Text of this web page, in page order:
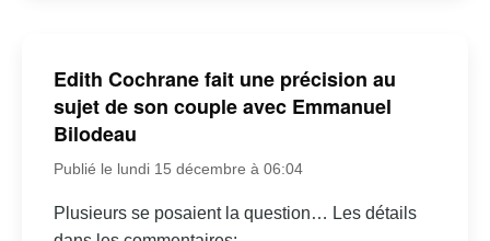
Edith Cochrane fait une précision au
sujet de son couple avec Emmanuel
Bilodeau
Publié le lundi 15 décembre à 06:04
Plusieurs se posaient la question… Les détails